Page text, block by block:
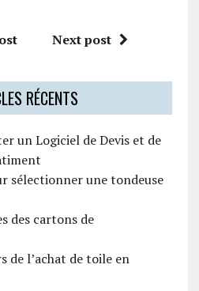
Next post
RÉCENTS
un Logiciel de Devis et de
sélectionner une tondeuse
des cartons de
de l’achat de toile en